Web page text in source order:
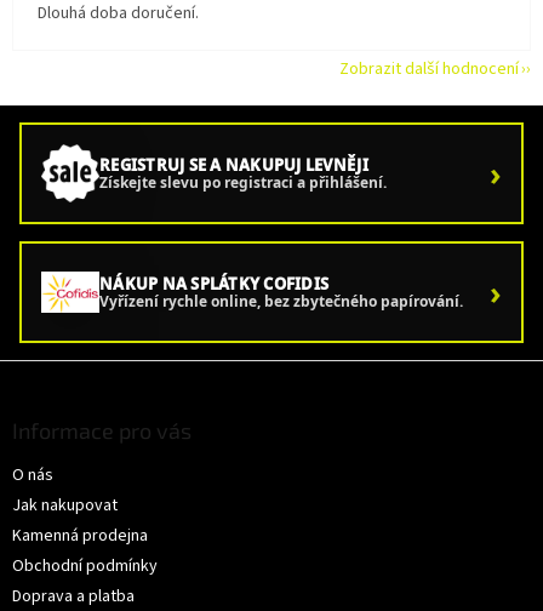
Dlouhá doba doručení.
Zobrazit další hodnocení
REGISTRUJ SE A NAKUPUJ LEVNĚJI
Získejte slevu po registraci a přihlášení. ›
NÁKUP NA SPLÁTKY COFIDIS
Vyřízení rychle online, bez zbytečného papírování. ›
Informace pro vás
O nás
Jak nakupovat
Kamenná prodejna
Obchodní podmínky
Doprava a platba